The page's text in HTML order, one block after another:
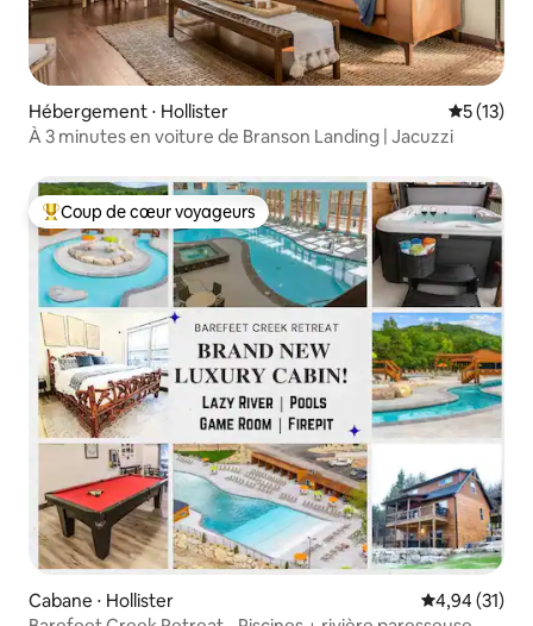
Hébergement ⋅ Hollister
5 (13)
À 3 minutes en voiture de Branson Landing | Jacuzzi
Coups de cœur voyageurs les plus appréciés
Coup de cœur voyageurs
Cabane ⋅ Hollister Évaluation
4,94 (31)